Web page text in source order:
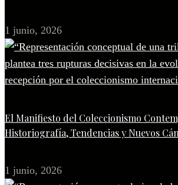
1 junio, 2026
El Manifiesto del Coleccionismo
Historiografía, Tendencias y Nuevos
1 junio, 2026